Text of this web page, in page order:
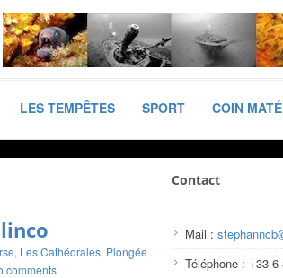
LES TEMPÊTES SPORT COIN
, Les Cathédrales, Plongée
comments
Contact
Mail :
Téléphone : +33 6